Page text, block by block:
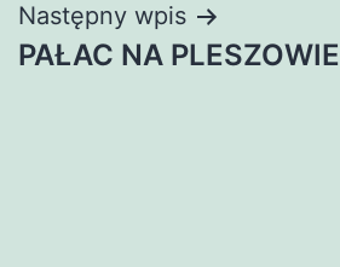
Następny wpis
PAŁAC NA PLESZOWIE